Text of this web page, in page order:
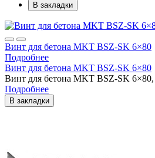
В закладки
Винт для бетона MKT BSZ-SK 6×80
Подробнее
Винт для бетона MKT BSZ-SK 6×80
Винт для бетона MKT BSZ-SK
Подробнее
В закладки